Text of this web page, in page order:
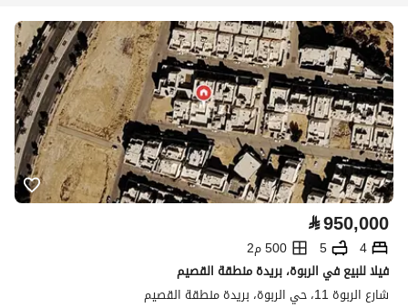
⃁950,000
4
5
500 م2
فيلا للبيع في الربوة، بريدة منطقة القصيم
شارع الربوة 11، حي الربوة، بريدة منطقة القصيم